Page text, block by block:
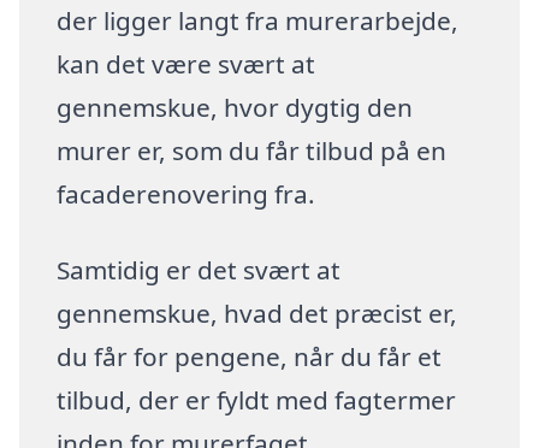
der ligger langt fra murerarbejde,
kan det være svært at
gennemskue, hvor dygtig den
murer er, som du får tilbud på en
facaderenovering fra.
Samtidig er det svært at
gennemskue, hvad det præcist er,
du får for pengene, når du får et
tilbud, der er fyldt med fagtermer